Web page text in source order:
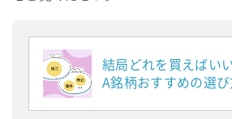
結局どれを買えばい
A銘柄おすすめの選び